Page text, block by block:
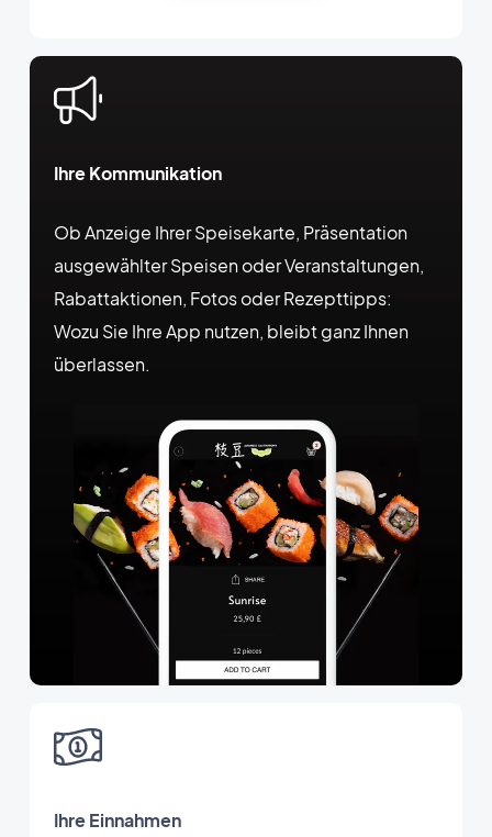
Ihre Kommunikation
Ob Anzeige Ihrer Speisekarte, Präsentation
ausgewählter Speisen oder Veranstaltungen,
Rabattaktionen, Fotos oder Rezepttipps:
Wozu Sie Ihre App nutzen, bleibt ganz Ihnen
überlassen.
Ihre Einnahmen